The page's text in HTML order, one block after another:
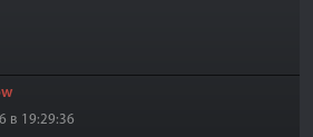
в 19:29:36